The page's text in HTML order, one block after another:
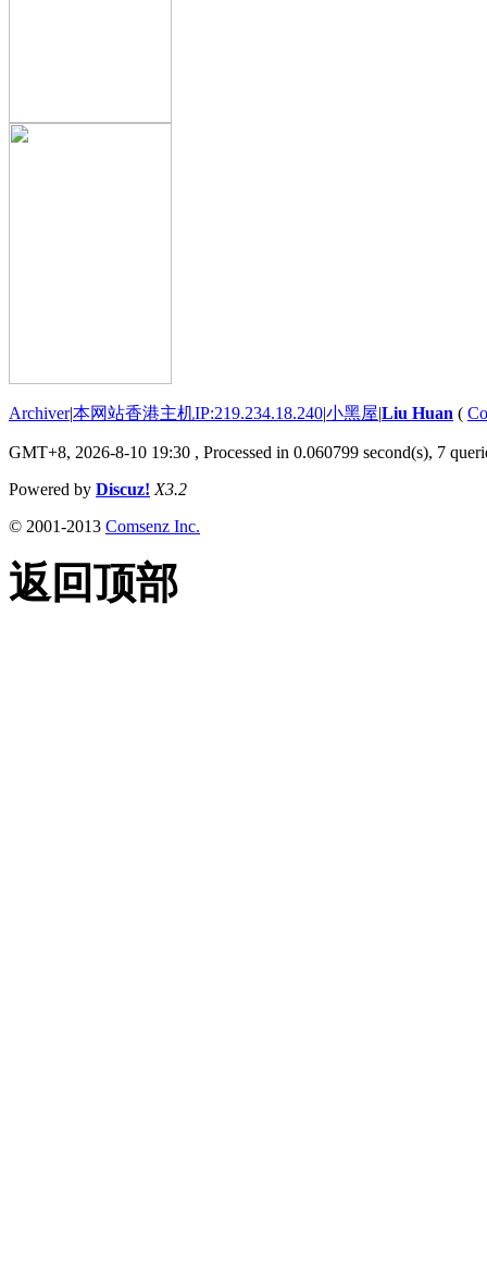
Archiver|本网站香港主机IP:219.234.18.240|小黑屋|Liu Huan (
GMT+8, 2026-8-10 19:30 , Processed in 0.060799 second(s), 7
Powered by Discuz! X3.2
© 2001-2013 Comsenz Inc.
返回顶部